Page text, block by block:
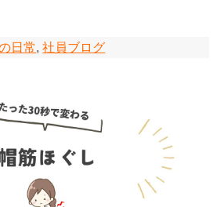
日常,社員ブログ